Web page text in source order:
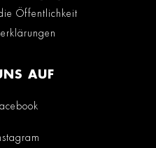
Öffentlichkeit
AUF